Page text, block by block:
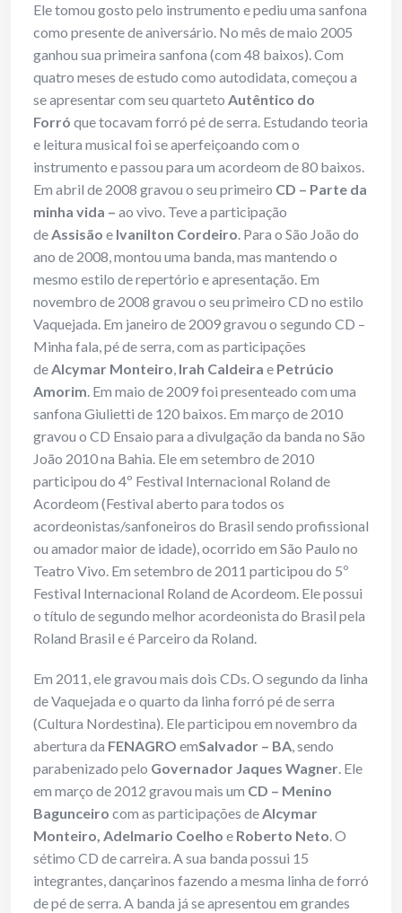
Ele tomou gosto pelo instrumento e pediu uma sanfona
como presente de aniversário. No mês de maio 2005
ganhou sua primeira sanfona (com 48 baixos). Com
quatro meses de estudo como autodidata, começou a
se apresentar com seu quarteto Autêntico do
Forró que tocavam forró pé de serra. Estudando teoria
e leitura musical foi se aperfeiçoando com o
instrumento e passou para um acordeom de 80 baixos.
Em abril de 2008 gravou o seu primeiro CD – Parte da
minha vida – ao vivo. Teve a participação
deAssisão e Ivanilton Cordeiro. Para o São João do
ano de 2008, montou uma banda, mas mantendo o
mesmo estilo de repertório e apresentação. Em
novembro de 2008 gravou o seu primeiro CD no estilo
Vaquejada. Em janeiro de 2009 gravou o segundo CD –
Minha fala, pé de serra, com as participações
deAlcymar Monteiro, Irah Caldeira e Petrúcio
Amorim. Em maio de 2009 foi presenteado com uma
sanfona Giulietti de 120 baixos. Em março de 2010
gravou o CD Ensaio para a divulgação da banda no São
João 2010 na Bahia. Ele em setembro de 2010
participou do 4º Festival Internacional Roland de
Acordeom (Festival aberto para todos os
acordeonistas/sanfoneiros do Brasil sendo profissional
ou amador maior de idade), ocorrido em São Paulo no
Teatro Vivo. Em setembro de 2011 participou do 5º
Festival Internacional Roland de Acordeom. Ele possui
o título de segundo melhor acordeonista do Brasil pela
Roland Brasil e é Parceiro da Roland.
Em 2011, ele gravou mais dois CDs. O segundo da linha
de Vaquejada e o quarto da linha forró pé de serra
(Cultura Nordestina). Ele participou em novembro da
abertura da FENAGRO emSalvador – BA, sendo
parabenizado pelo Governador Jaques Wagner. Ele
em março de 2012 gravou mais um CD – Menino
Bagunceiro com as participações deAlcymar
Monteiro, Adelmario Coelho e Roberto Neto. O
sétimo CD de carreira. A sua banda possui 15
integrantes, dançarinos fazendo a mesma linha de forró
de pé de serra. A banda já se apresentou em grandes